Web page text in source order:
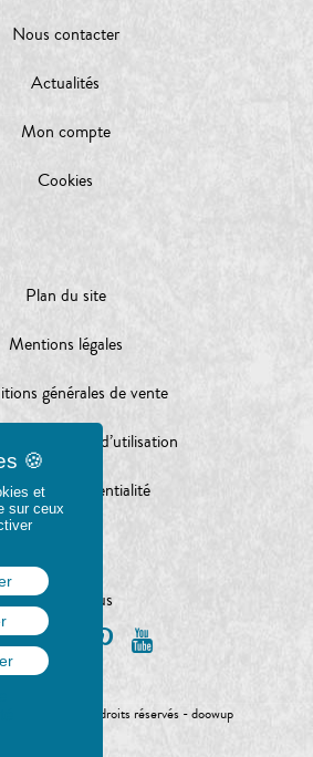
Nous contacter
Actualités
Mon compte
Cookies
Plan du site
Mentions légales
générales de vente
générales d’utilisation
de confidentialité
Suivez-nous
2020 - Tous droits réservés -doowup
et
sur ceux